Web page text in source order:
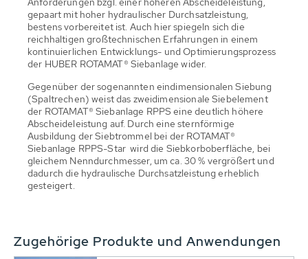
gepaart mit hoher hydraulischer Durchsatzleistung,
bestens vorbereitet ist. Auch hier spiegeln sich die
reichhaltigen großtechnischen Erfahrungen in einem
kontinuierlichen Entwicklungs- und Optimierungsprozess
der HUBER ROTAMAT® Siebanlage wider.
Gegenüber der sogenannten eindimensionalen Siebung
(Spaltrechen) weist das zweidimensionale Siebelement
der ROTAMAT® Siebanlage RPPS eine deutlich höhere
Abscheideleistung auf. Durch eine sternförmige
Ausbildung der Siebtrommel bei der ROTAMAT®
Siebanlage RPPS-Star wird die Siebkorboberfläche, bei
gleichem Nenndurchmesser, um ca. 30 % vergrößert und
dadurch die hydraulische Durchsatzleistung erheblich
gesteigert.
Zugehörige Produkte und Anwendungen